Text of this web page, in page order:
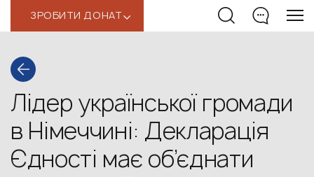
ЗРОБИТИ ДОНАТ‹
Лідер української громади
в Німеччині: Декларація
Єдності має об’єднати